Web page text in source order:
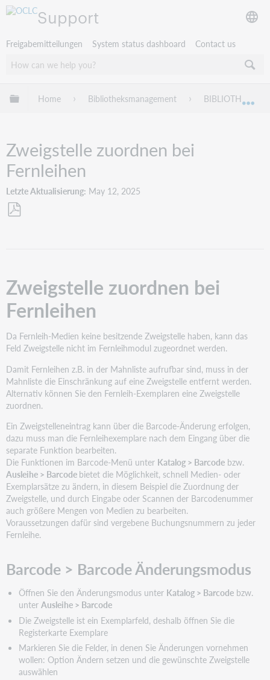
Support
Freigabemitteilungen System status dashboard Contact us
Globale Hierarchie expandieren/verbergen
Home Bibliotheksmanagement BIBLIOTHECA
Zweigstelle zuordnen bei
Fernleihen
Letzte Aktualisierung May 12, 2025
Zweigstelle zuordnen bei
Fernleihen
Da Fernleih-Medien keine besitzende Zweigstelle haben, kann das
Feld Zweigstelle nicht im Fernleihmodul zugeordnet werden.
Damit Fernleihen z.B. in der Mahnliste aufrufbar sind, muss in der
Mahnliste die Einschränkung auf eine Zweigstelle entfernt werden.
Alternativ können Sie den Fernleih-Exemplaren eine Zweigstelle
zuordnen.
Ein Zweigstelleneintrag kann über die Barcode-Änderung erfolgen,
dazu muss man die Fernleihexemplare nach dem Eingang über die
separate Funktion bearbeiten.
Die Funktionen im Barcode-Menü unter Katalog > Barcode bzw.
Ausleihe > Barcode bietet die Möglichkeit, schnell Medien- oder
Exemplarsätze zu ändern, in diesem Beispiel die Zuordnung der
Zweigstelle, und durch Eingabe oder Scannen der Barcodenummer
auch größere Mengen von Medien zu bearbeiten.
Voraussetzungen dafür sind vergebene Buchungsnummern zu jeder
Fernleihe.
Barcode > Barcode Änderungsmodus
Öffnen Sie den Änderungsmodus unter Katalog > Barcodebzw.
unter Ausleihe > Barcode
Die Zweigstelle ist ein Exemplarfeld, deshalb öffnen Sie die
Registerkarte Exemplare
Markieren Sie die Felder, in denen Sie Änderungen vornehmen
wollen: Option Ändern setzen und die gewünschte Zweigstelle
auswählen